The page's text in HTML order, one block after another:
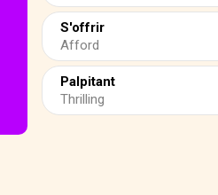
S'offrir
Afford
Palpitant
Thrilling